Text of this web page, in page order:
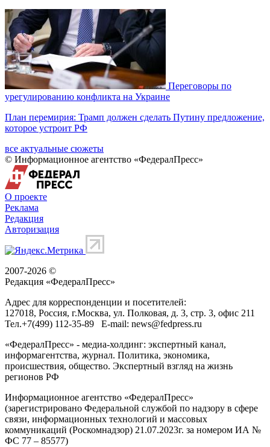
Переговоры по
урегулированию конфликта на Украине
План перемирия: Трамп должен сделать Путину предложение,
которое устроит РФ
все актуальные сюжеты
© Информационное агентство «ФедералПресс»
О проекте
Реклама
Редакция
Авторизация
2007-2026 ©
Редакция «ФедералПресс»
Адрес для корреспонденции и посетителей:
127018, Россия, г.Москва, ул. Полковая, д. 3, стр. 3, офис 211
Тел.+7(499) 112-35-89 E-mail: news@fedpress.ru
«ФедералПресс» - медиа-холдинг: экспертный канал,
информагентства, журнал. Политика, экономика,
происшествия, общество. Экспертный взгляд на жизнь
регионов РФ
Информационное агентство «ФедералПресс»
(зарегистрировано Федеральной службой по надзору в сфере
связи, информационных технологий и массовых
коммуникаций (Роскомнадзор) 21.07.2023г. за номером ИА №
ФС 77 – 85577)